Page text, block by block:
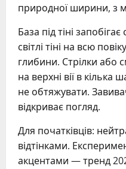
природної ширини, з
База під тіні
світлі тіні на всю
глибини. Стрілки або
на верхні вії в
не обтяжувати.
відкриває погляд.
Для початківців:
відтінками.
акцентами — тренд